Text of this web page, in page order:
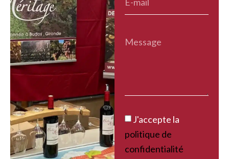
J'accepte la
politique de
confidentialité